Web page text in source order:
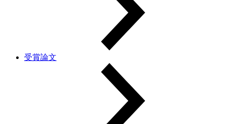
受賞論文